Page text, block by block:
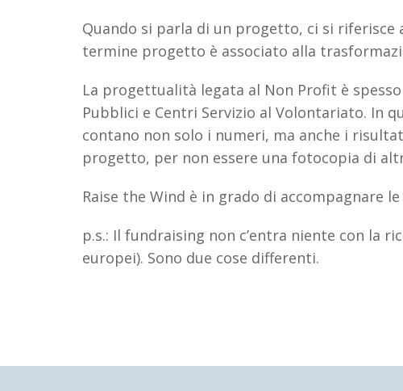
Quando si parla di un progetto, ci si
termine progetto è associato alla
La progettualità legata al Non Profit è
Pubblici e Centri Servizio al Volontariato. In
contano non solo i numeri, ma anche i
progetto, per non essere una fotocopia di
Raise the Wind è in grado di accompagnare
p.s.: Il fundraising non c’entra niente con la
europei). Sono due cose differenti.